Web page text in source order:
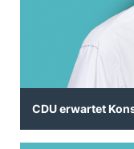
CDU erwartet